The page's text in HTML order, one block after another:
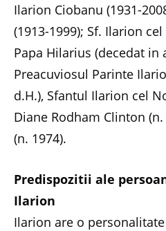
Ilarion Ciobanu (1931-
(1913-1999); Sf. Ilarion
Papa Hilarius (decedat in
Preacuviosul Parinte
d.H.), Sfantul Ilarion cel
Diane Rodham Clinton
(n. 1974).
Predispozitii ale
Ilarion
Ilarion are o